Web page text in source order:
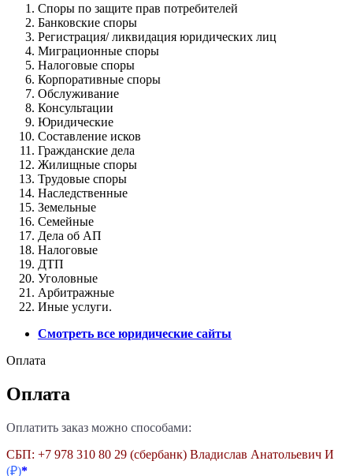
Споры по защите прав потребителей
Банковские споры
Регистрация/ ликвидация юридических лиц
Миграционные споры
Налоговые споры
Корпоративные споры
Обслуживание
Консультации
Юридические
Составление исков
Гражданские дела
Жилищные споры
Трудовые споры
Наследственные
Земельные
Семейные
Дела об АП
Налоговые
ДТП
Уголовные
Арбитражные
Иные услуги.
Смотреть все юридические сайты
Оплата
Оплата
Оплатить заказ можно способами:
СБП: +7 978 310 80 29 (сбербанк) Владислав Анатольевич И
(₽)*